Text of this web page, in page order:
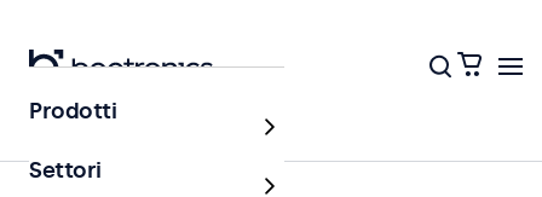
Touchscreen
Prodotti
Settori